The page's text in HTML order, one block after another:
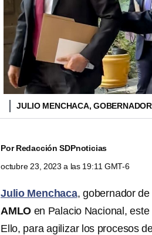
JULIO MENCHACA,
PorRedacción SDPnoticias
octubre 23, 2023 a las 19:11 GMT-6
Julio Menchaca, gobernador de
AMLO en Palacio Nacional,
Ello, para agilizar los procesos